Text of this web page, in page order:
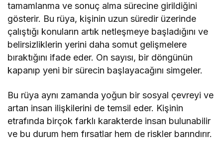
tamamlanma ve sonuç alma sürecine girildiğini
gösterir. Bu rüya, kişinin uzun süredir üzerinde
çalıştığı konuların artık netleşmeye başladığını ve
belirsizliklerin yerini daha somut gelişmelere
bıraktığını ifade eder. On sayısı, bir döngünün
kapanıp yeni bir sürecin başlayacağını simgeler.
Bu rüya aynı zamanda yoğun bir sosyal çevreyi ve
artan insan ilişkilerini de temsil eder. Kişinin
etrafında birçok farklı karakterde insan bulunabilir
ve bu durum hem fırsatlar hem de riskler barındırır.